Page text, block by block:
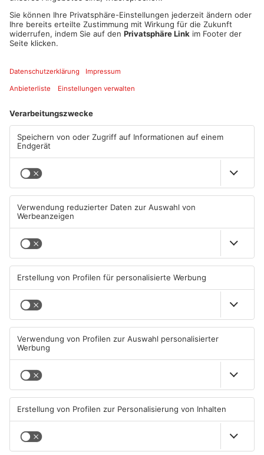
umlegen müssen - also auch aus finanzieller Sicht wäre das
nicht mehr tragbar gewesen.
Quelle: Stadt Dietzenbach
ANZEIGE
Mehr aus
Primaveraland
TOPNEWS
Schwimmbäder im
Primaveraland weisen teils
erhebliche Mängel auf
06.08.2026, 06:37 UHR IN
PRIMAVERALAND
TOPNEWS
weiterhin sehr hoch
06.08.2026, 06:34 UHR IN
PRIMAVERALAND